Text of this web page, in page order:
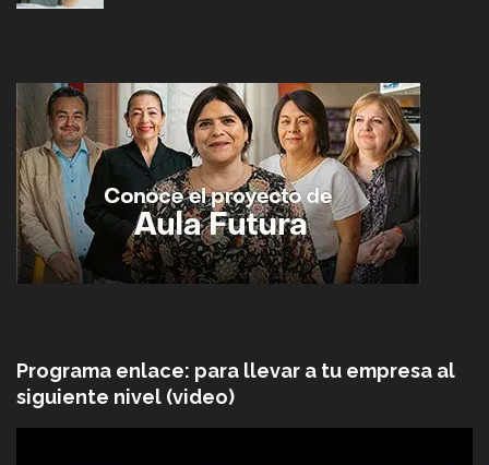
Programa enlace: para llevar a tu empresa al
siguiente nivel (video)